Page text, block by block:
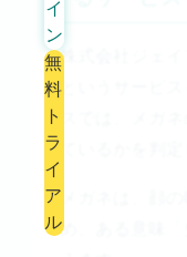
イ
ン
無
料
ト
ラ
イ
ア
ル
株式会社ジェ
というサービ
スでは、メガ
ているかを判
メガネは、顔の
め、ある意味「